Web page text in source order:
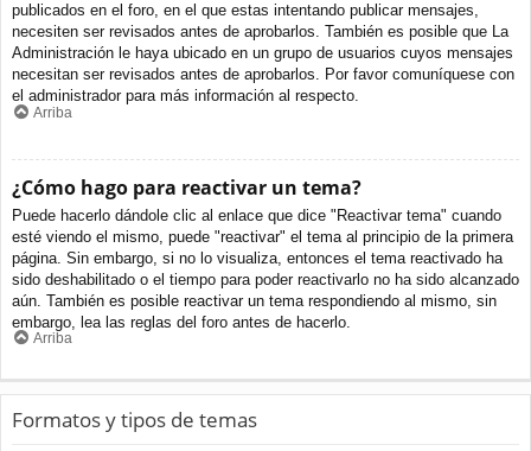
publicados en el foro, en el que estas intentando publicar mensajes,
necesiten ser revisados antes de aprobarlos. También es posible que La
Administración le haya ubicado en un grupo de usuarios cuyos mensajes
necesitan ser revisados antes de aprobarlos. Por favor comuníquese con
el administrador para más información al respecto.
Arriba
¿Cómo hago para reactivar un tema?
Puede hacerlo dándole clic al enlace que dice "Reactivar tema" cuando
esté viendo el mismo, puede "reactivar" el tema al principio de la primera
página. Sin embargo, si no lo visualiza, entonces el tema reactivado ha
sido deshabilitado o el tiempo para poder reactivarlo no ha sido alcanzado
aún. También es posible reactivar un tema respondiendo al mismo, sin
embargo, lea las reglas del foro antes de hacerlo.
Arriba
Formatos y tipos de temas